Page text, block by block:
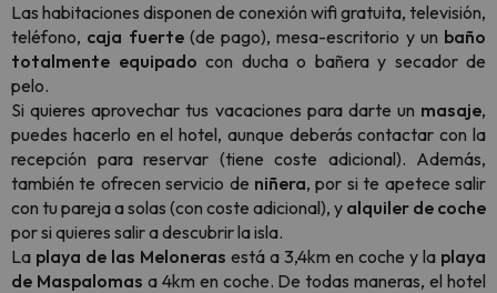
Las habitaciones disponen de conexión wifi gratuita, televisión,
teléfono, caja fuerte(de pago), mesa-escritorio y un baño
totalmente equipado con ducha o bañera y secador de
pelo.
Si quieres aprovechar tus vacaciones para darte un masaje,
puedes hacerlo en el hotel, aunque deberás contactar con la
recepción para reservar (tiene coste adicional). Además,
también te ofrecen servicio de niñera, por si te apetece salir
con tu pareja a solas (con coste adicional), y alquiler de coche
por si quieres salir a descubrir la isla.
La playa de las Meloneras está a 3,4km en coche y la playa
de Maspalomas a 4km en coche. De todas maneras, el hotel